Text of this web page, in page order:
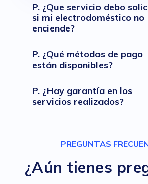
P. ¿Que servicio debo
si mi electrodoméstico no
enciende?
P. ¿Qué métodos de pago
están disponibles?
P. ¿Hay garantía en los
servicios realizados?
PREGUNTAS
¿Aún tienes